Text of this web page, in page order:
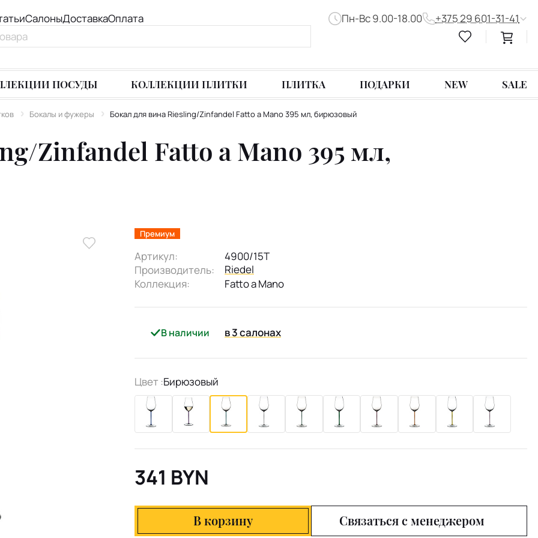
СалоныДоставкаОплата Пн-Вс 9.00-18.00 +375 29 601-31-41
ПОСУДЫ КОЛЛЕКЦИИ ПЛИТКИ ПЛИТКА ПОДАРКИ NEW SALE
Бокалы и фужеры Бокал для вина Riesling/Zinfandel Fatto a Mano 395 мл, бирюзовый
Zinfandel Fatto a Mano 395 мл,
Премиум
Артикул:
4900/15T
Производитель:
Riedel
Коллекция:
Fatto a Mano
В наличии в 3 салонах
Цвет :Бирюзовый
341 BYN
В корзину Связаться с менеджером